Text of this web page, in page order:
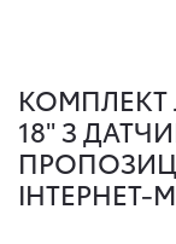
КОМПЛЕКТ
18" З
ІНТЕРНЕТ-